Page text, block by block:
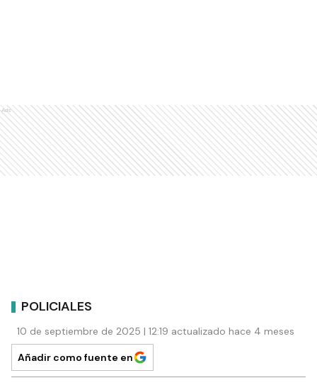
Ads
POLICIALES
10 de septiembre de 2025 | 12:19 actualizado hace 4 meses
Añadir como fuente en